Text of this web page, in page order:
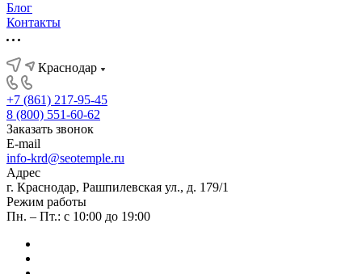
Блог
Контакты
Краснодар
+7 (861) 217-95-45
8 (800) 551-60-62
Заказать звонок
E-mail
info-krd@seotemple.ru
Адрес
г. Краснодар, Рашпилевская ул., д. 179/1
Режим работы
Пн. – Пт.: с 10:00 до 19:00